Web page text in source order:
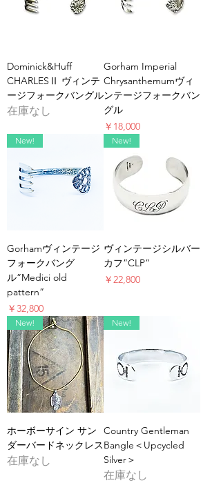
Dominick&Huff
CHARLESⅡ ヴィンテ
ージフォークバングル
在庫なし
Gorham Imperial
Chrysanthemumヴィ
ンテージフォークバン
グル
価格
￥18,000
New!
Gorhamヴィンテージ
フォークバング
ル”Medici old
pattern”
価格
￥32,800
New!
ヴィンテージシルバー
カフ”CLP”
価格
￥22,800
New!
ホーボーサイン サン
ダーバードネックレス
在庫なし
New!
Country Gentleman
Bangle＜Upcycled
Silver＞
在庫なし